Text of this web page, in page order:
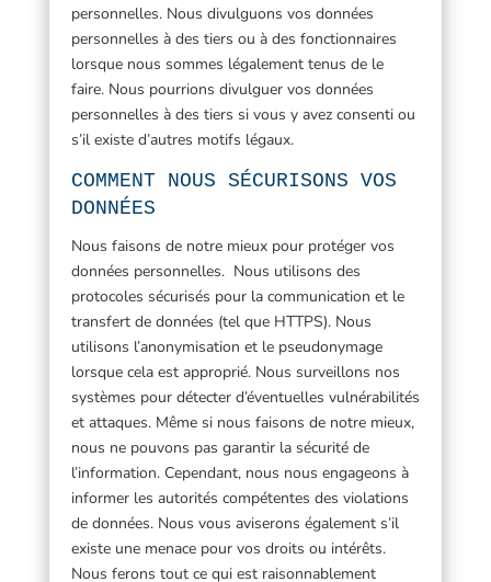
personnelles. Nous divulguons vos données
personnelles à des tiers ou à des fonctionnaires
lorsque nous sommes légalement tenus de le
faire. Nous pourrions divulguer vos données
personnelles à des tiers si vous y avez consenti ou
s’il existe d’autres motifs légaux.
COMMENT NOUS SÉCURISONS VOS
DONNÉES
Nous faisons de notre mieux pour protéger vos
données personnelles. Nous utilisons des
protocoles sécurisés pour la communication et le
transfert de données (tel que HTTPS). Nous
utilisons l’anonymisation et le pseudonymage
lorsque cela est approprié. Nous surveillons nos
systèmes pour détecter d’éventuelles vulnérabilités
et attaques. Même si nous faisons de notre mieux,
nous ne pouvons pas garantir la sécurité de
l’information. Cependant, nous nous engageons à
informer les autorités compétentes des violations
de données. Nous vous aviserons également s’il
existe une menace pour vos droits ou intérêts.
Nous ferons tout ce qui est raisonnablement